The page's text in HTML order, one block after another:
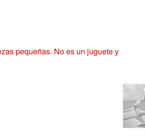
pequeñas. No es un juguete y